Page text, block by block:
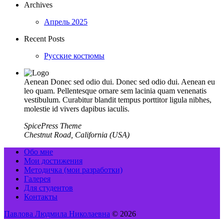
Archives
Апрель 2025
Recent Posts
Русские костюмы
Aenean Donec sed odio dui. Donec sed odio dui. Aenean eu
leo quam. Pellentesque ornare sem lacinia quam venenatis
vestibulum. Curabitur blandit tempus porttitor ligula nibhes,
molestie id vivers dapibus iaculis.
SpicePress Theme
Chestnut Road, California (USA)
Обо мне
Мои достижения
Методичка (мои разработки)
Галерея
Для студентов
Контакты
Павлова Людмила Николаевна © 2026